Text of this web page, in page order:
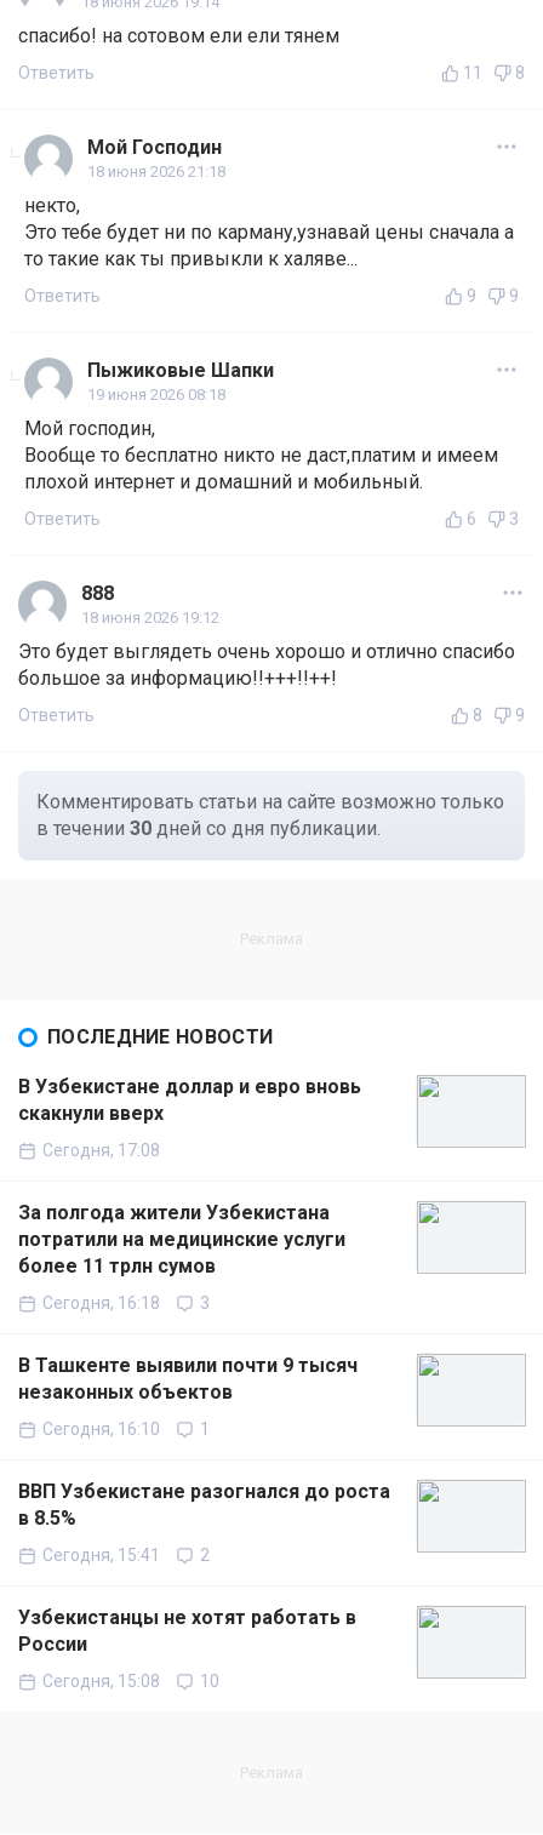
спасибо! на сотовом ели ели тянем
Ответить 11 8
Мой Господин
18 июня 2026 21:18
некто,
Это тебе будет ни по карману,узнавай цены сначала а
то такие как ты привыкли к халяве...
Ответить 9 9
Пыжиковые Шапки
19 июня 2026 08:18
Мой господин,
Вообще то бесплатно никто не даст,платим и имеем
плохой интернет и домашний и мобильный.
Ответить 6 3
888
18 июня 2026 19:12
Это будет выглядеть очень хорошо и отлично спасибо
большое за информацию!!+++!!++!
Ответить 8 9
Комментировать статьи на сайте возможно только
в течении 30 дней со дня публикации.
ПОСЛЕДНИЕ НОВОСТИ
В Узбекистане доллар и евро вновь
скакнули вверх
Сегодня, 17:08
За полгода жители Узбекистана
потратили на медицинские услуги
более 11 трлн сумов
Сегодня, 16:18 3
В Ташкенте выявили почти 9 тысяч
незаконных объектов
Сегодня, 16:10 1
ВВП Узбекистане разогнался до роста
в 8.5%
Сегодня, 15:41 2
Узбекистанцы не хотят работать в
России
Сегодня, 15:08 10